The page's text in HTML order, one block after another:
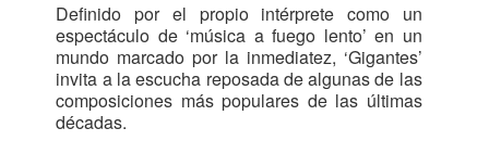
Definido por el propio intérprete como un
espectáculo de ‘música a fuego lento’ en un
mundo marcado por la inmediatez, ‘Gigantes’
invita a la escucha reposada de algunas de las
composiciones más populares de las últimas
décadas.